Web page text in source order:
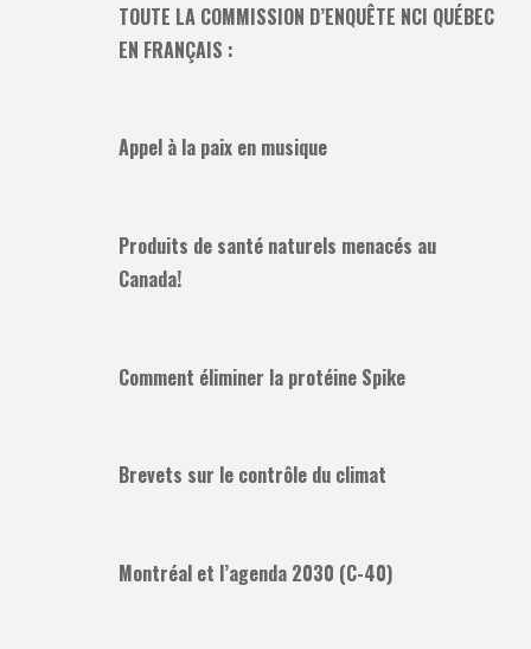
TOUTE LA COMMISSION D’ENQUÊTE NCI QUÉBEC
EN FRANÇAIS :
Appel à la paix en musique
Produits de santé naturels menacés au
Canada!
Comment éliminer la protéine Spike
Brevets sur le contrôle du climat
Montréal et l’agenda 2030 (C-40)